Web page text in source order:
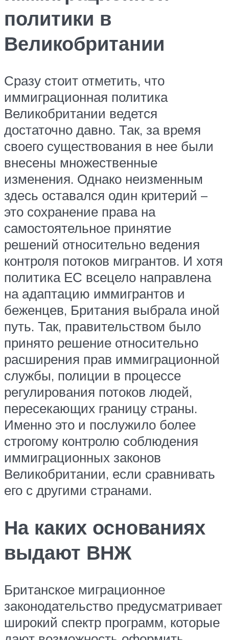
политики в
Великобритании
Сразу стоит отметить, что
иммиграционная политика
Великобритании ведется
достаточно давно. Так, за время
своего существования в нее были
внесены множественные
изменения. Однако неизменным
здесь оставался один критерий –
это сохранение права на
самостоятельное принятие
решений относительно ведения
контроля потоков мигрантов. И хотя
политика ЕС всецело направлена
на адаптацию иммигрантов и
беженцев, Британия выбрала иной
путь. Так, правительством было
принято решение относительно
расширения прав иммиграционной
службы, полиции в процессе
регулирования потоков людей,
пересекающих границу страны.
Именно это и послужило более
строгому контролю соблюдения
иммиграционных законов
Великобритании, если сравнивать
его с другими странами.
На каких основаниях
выдают ВНЖ
Британское миграционное
законодательство предусматривает
широкий спектр программ, которые